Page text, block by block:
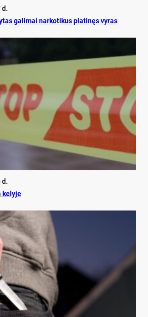
d.
galimai narkotikus platinęs vyras
d.
ke­ly­je